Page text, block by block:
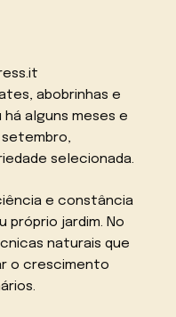
abobrinhas e
alguns meses e
selecionada.
e constância
próprio jardim. No
naturais que
o crescimento